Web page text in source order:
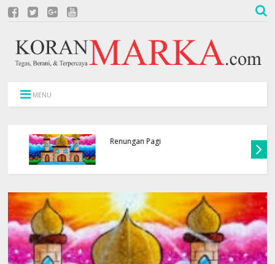
MENU
Renungan Pagi